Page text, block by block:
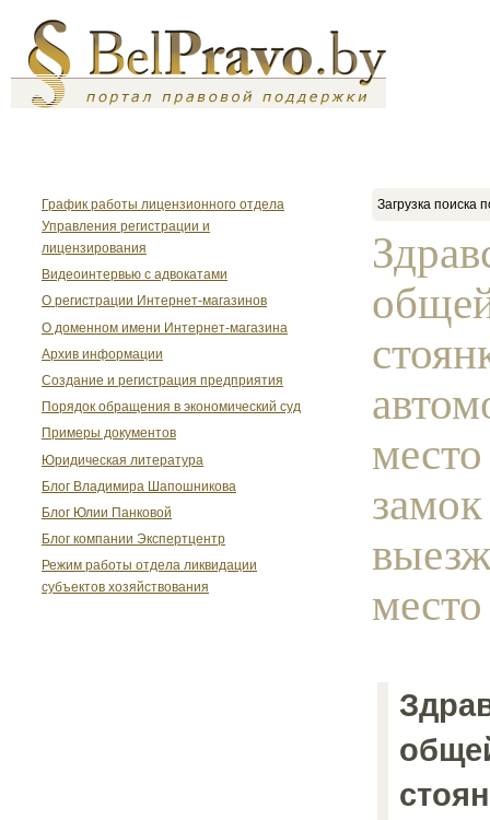
График работы лицензионного отдела
Управления регистрации и
лицензирования
Видеоинтервью с адвокатами
О регистрации Интернет-магазинов
О доменном имени Интернет-магазина
Архив информации
Создание и регистрация предприятия
Порядок обращения в экономический суд
Примеры документов
Юридическая литература
Блог Владимира Шапошникова
Блог Юлии Панковой
Блог компании Экспертцентр
Режим работы отдела ликвидации
субъектов хозяйствования
Загрузка поиска
замок